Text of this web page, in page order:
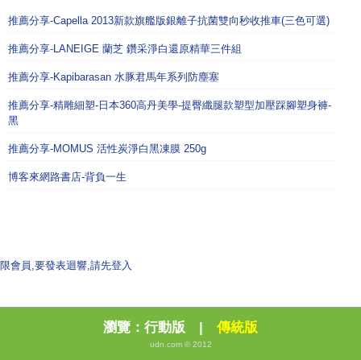
推薦分享-Capella 2013新款旗艦版銀離子抗菌雙向秒收推車(三色可選)
推薦分享-LANEIGE 蘭芝 鑽采淨白還原精華三件組
推薦分享-Kapibarasan 水豚君馬年系列防塵塞
推薦分享-精雕細塑-日本360高丹美學-提臀纖腿款塑型加壓踩腳塑身褲-
黑
推薦分享-MOMUS 活性炭淨白黑凍膜 250g
博客來網路書店-背負一生
限會員,要發表迴響,請先登入
瀏覽： 行動版 | 傳統版
udn.com © 2012